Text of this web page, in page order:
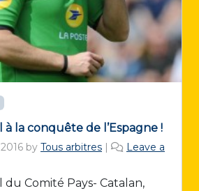
à la conquête de l’Espagne !
by Tous arbitres
Leave a
du Comité Pays- Catalan,